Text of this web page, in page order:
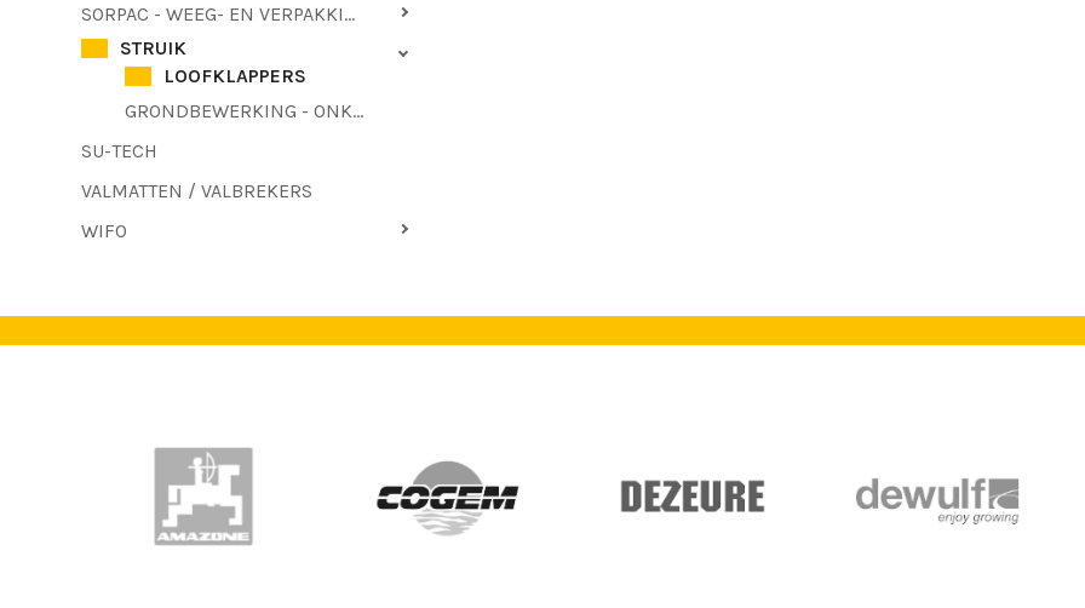
SORPAC - WEEG- EN VERPAKKINGSTECHNIEK
STRUIK
LOOFKLAPPERS
GRONDBEWERKING - ONKRUIDBESTRIJDING
SU-TECH
VALMATTEN / VALBREKERS
WIFO